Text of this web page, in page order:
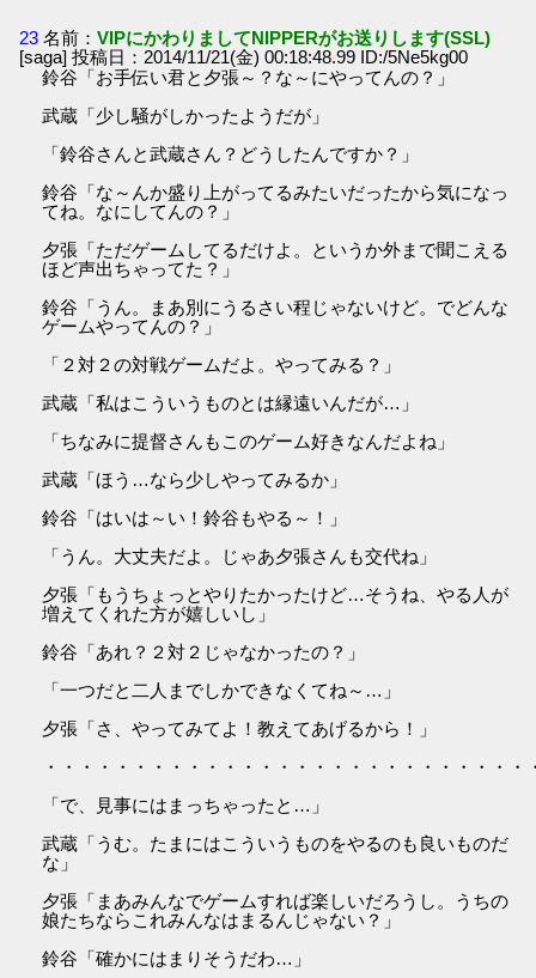
23 名前：VIPにかわりましてNIPPERがお送りします(SSL)
[saga] 投稿日：2014/11/21(金) 00:18:48.99 ID:/5Ne5kg00
鈴谷「お手伝い君と夕張～？な～にやってんの？」
武蔵「少し騒がしかったようだが」
「鈴谷さんと武蔵さん？どうしたんですか？」
鈴谷「な～んか盛り上がってるみたいだったから気になっ
てね。なにしてんの？」
夕張「ただゲームしてるだけよ。というか外まで聞こえる
ほど声出ちゃってた？」
鈴谷「うん。まあ別にうるさい程じゃないけど。でどんな
ゲームやってんの？」
「２対２の対戦ゲームだよ。やってみる？」
武蔵「私はこういうものとは縁遠いんだが…」
「ちなみに提督さんもこのゲーム好きなんだよね」
武蔵「ほう…なら少しやってみるか」
鈴谷「はいは～い！鈴谷もやる～！」
「うん。大丈夫だよ。じゃあ夕張さんも交代ね」
夕張「もうちょっとやりたかったけど…そうね、やる人が
増えてくれた方が嬉しいし」
鈴谷「あれ？２対２じゃなかったの？」
「一つだと二人までしかできなくてね～…」
夕張「さ、やってみてよ！教えてあげるから！」
・・・・・・・・・・・・・・・・・・・・・・・・・・
「で、見事にはまっちゃったと…」
武蔵「うむ。たまにはこういうものをやるのも良いものだ
な」
夕張「まあみんなでゲームすれば楽しいだろうし。うちの
娘たちならこれみんなはまるんじゃない？」
鈴谷「確かにはまりそうだわ…」